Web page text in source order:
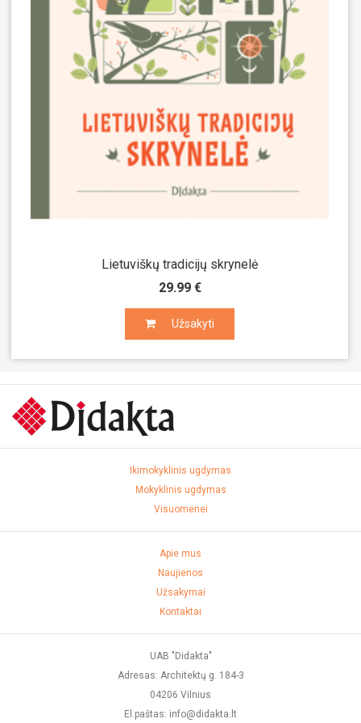
Lietuviškų tradicijų skrynelė
29.99 €
Užsakyti
Užsakyti
Ikimokyklinis ugdymas
Mokyklinis ugdymas
Visuomenei
Apie mus
Naujienos
Užsakymai
Kontaktai
UAB "Didakta"
Adresas: Architektų g. 184-3
04206 Vilnius
El.paštas: info@didakta.lt